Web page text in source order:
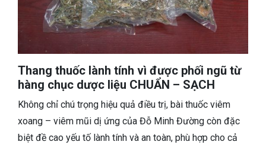
Thang thuốc lành tính vì được phối ngũ từ
hàng chục dược liệu CHUẨN – SẠCH
Không chỉ chú trọng hiệu quả điều trị, bài thuốc viêm
xoang – viêm mũi dị ứng của Đỗ Minh Đường còn đặc
biệt đề cao yếu tố lành tính và an toàn, phù hợp cho cả